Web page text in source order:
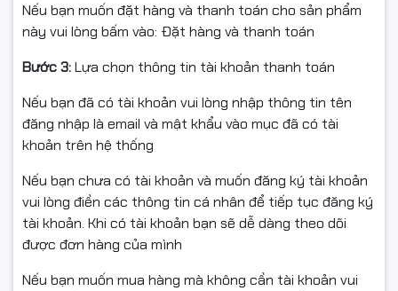
của Cty chúng tôi
Cam kết chất lượng hàng hóa:
Tất cả các sản phẩm của công ty Ngọc Thọ đều có
Trước khi xuất kho có kiểm tra chất lượng hàng hóa.
Hàng bán ra đều có xuất hóa đơn VAT đầy đủ.
Ghi chú:
Nếu bạn muốn đặt hàng và thanh toán cho sản phẩm
này vui lòng bấm vào: Đặt hàng và thanh toán
Bước 3:Lựa chọn thông tin tài khoản thanh toán
Nếu bạn đã có tài khoản vui lòng nhập thông tin tên
đăng nhập là email và mật khẩu vào mục đã có tài
khoản trên hệ thống
Nếu bạn chưa có tài khoản và muốn đăng ký tài khoản
vui lòng điền các thông tin cá nhân để tiếp tục đăng ký
tài khoản. Khi có tài khoản bạn sẽ dễ dàng theo dõi
được đơn hàng của mình
Nếu bạn muốn mua hàng mà không cần tài khoản vui